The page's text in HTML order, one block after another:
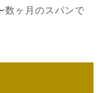
数ヶ月のスパンで